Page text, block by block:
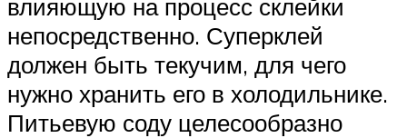
влияющую на процесс склейки
непосредственно. Суперклей
должен быть текучим, для чего
нужно хранить его в холодильнике.
Питьевую соду целесообразно